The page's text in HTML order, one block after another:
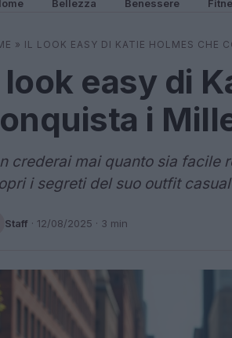
Bellezza Benessere
» IL LOOK EASY DI KATIE HOLMES CHE
look easy di
i
crederai mai quanto sia facile
i segreti del suo outfit
Staff · 12/08/2025 · 3 min